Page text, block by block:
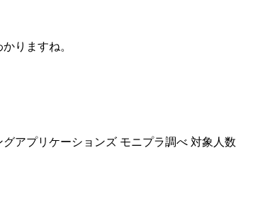
りますね。
アプリケーションズ モニプラ調べ 対象人数